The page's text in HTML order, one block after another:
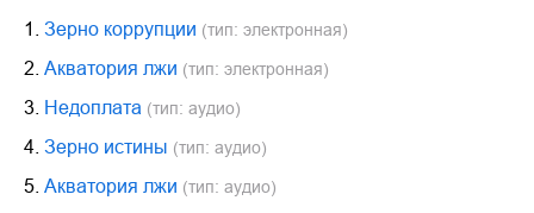
1. Зерно коррупции (тип: электронная)
2. Акватория лжи (тип: электронная)
3. Недоплата (тип: аудио)
4. Зерно истины (тип: аудио)
5. Акватория лжи (тип: аудио)